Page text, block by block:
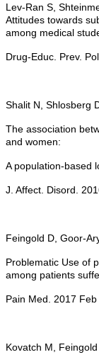
Lev-Ran S,
Attitudes towards
among medical
Drug-Educ. Prev.
Shalit N, Shlosberg
The association
and women:
A population-based
J. Affect. Disord.
Feingold D, Goor-
Problematic Use of
among patients
Pain Med. 2017
Kovatch M,